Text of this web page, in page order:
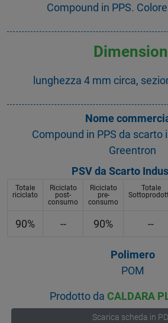
Compound in PPS.
lunghezza 4 mm circa,
Nome
Compound in PPS da scarto
Greentron
PSV da Scarto
Totale
riciclato
Riciclato
post-
consumo
Riciclato
pre-
consumo
Totale
90% -- 90% --
Polimero
POM
Prodotto da CALDARA
Scarica scheda in